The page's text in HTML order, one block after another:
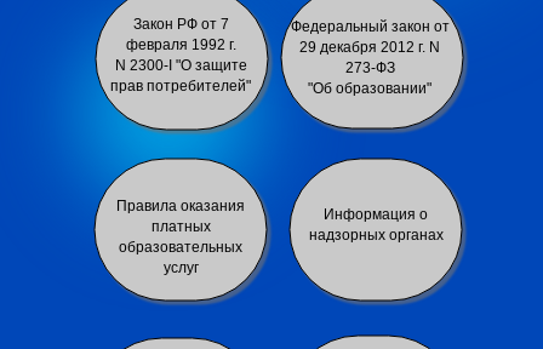
Федеральный закон от
29 декабря 2012 г. N
273-ФЗ
"Об образовании"
Закон РФ от 7
февраля 1992 г.
N 2300-I "О защите
прав потребителей"
Правила оказания
платных
образовательных
услуг
Информация о
надзорных органах